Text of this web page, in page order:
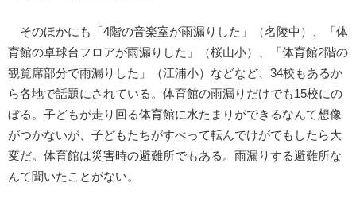
そのほかにも「4階の音楽室が雨漏りした」（名陵中）、「体
育館の卓球台フロアが雨漏りした」（桜山小）、「体育館2階の
観覧席部分で雨漏りした」（江浦小）などなど、34校もあるか
ら各地で話題にされている。体育館の雨漏りだけでも15校にの
ぼる。子どもが走り回る体育館に水たまりができるなんて想像
がつかないが、子どもたちがすべって転んでけがでもしたら大
変だ。体育館は災害時の避難所でもある。雨漏りする避難所な
んて聞いたことがない。